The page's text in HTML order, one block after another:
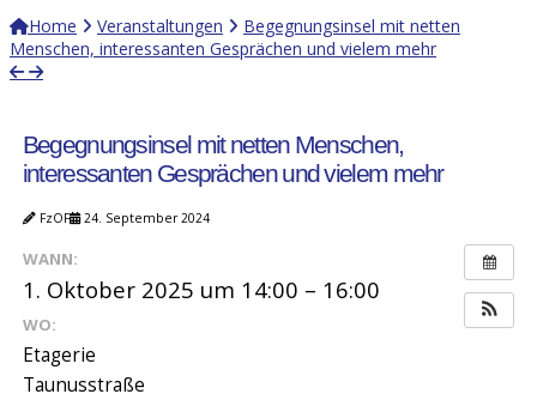
Home
Veranstaltungen
Begegnungsinsel mit netten
Menschen, interessanten Gesprächen und vielem mehr
Begegnungsinsel mit netten Menschen,
interessanten Gesprächen und vielem mehr
FzOF 24. September 2024
WANN:
1. Oktober 2025 um 14:00 – 16:00
WO:
Etagerie
Taunusstraße